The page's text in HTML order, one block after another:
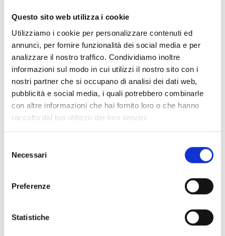
Questo sito web utilizza i cookie
Utilizziamo i cookie per personalizzare contenuti ed
annunci, per fornire funzionalità dei social media e per
analizzare il nostro traffico. Condividiamo inoltre
informazioni sul modo in cui utilizzi il nostro sito con i
nostri partner che si occupano di analisi dei dati web,
pubblicità e social media, i quali potrebbero combinarle
con altre informazioni che hai fornito loro o che hanno
raccolto dal tuo utilizzo dei loro servizi.
delNecessari
Preferenze
Statistiche
Il sapore della costa livornese in un calice